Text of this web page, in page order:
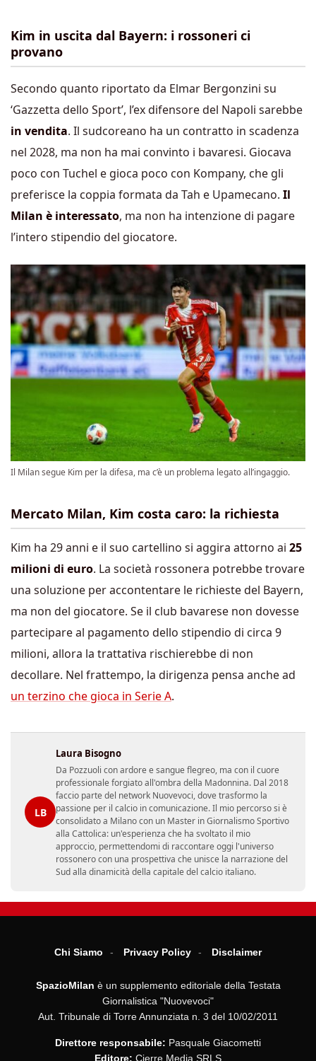
Kim in uscita dal Bayern: i rossoneri ci
provano
Secondo quanto riportato da Elmar Bergonzini su
‘Gazzetta dello Sport’, l’ex difensore del Napoli sarebbe
in vendita. Il sudcoreano ha un contratto in scadenza
nel 2028, ma non ha mai convinto i bavaresi. Giocava
poco con Tuchel e gioca poco con Kompany, che gli
preferisce la coppia formata da Tah e Upamecano. Il
Milan è interessato, ma non ha intenzione di pagare
l’intero stipendio del giocatore.
Il Milan segue Kim per la difesa, ma c’è un problema legato all’ingaggio.
Mercato Milan, Kim costa caro: la richiesta
Kim ha 29 anni e il suo cartellino si aggira attorno ai 25
milioni di euro. La società rossonera potrebbe trovare
una soluzione per accontentare le richieste del Bayern,
ma non del giocatore. Se il club bavarese non dovesse
partecipare al pagamento dello stipendio di circa 9
milioni, allora la trattativa rischierebbe di non
decollare. Nel frattempo, la dirigenza pensa anche ad
un terzino che gioca in Serie A.
LB
Laura Bisogno
Da Pozzuoli con ardore e sangue flegreo, ma con il cuore
professionale forgiato all'ombra della Madonnina. Dal 2018
faccio parte del network Nuovevoci, dove trasformo la
passione per il calcio in comunicazione. Il mio percorso si è
consolidato a Milano con un Master in Giornalismo Sportivo
alla Cattolica: un'esperienza che ha svoltato il mio
approccio, permettendomi di raccontare oggi l'universo
rossonero con una prospettiva che unisce la narrazione del
Sud alla dinamicità della capitale del calcio italiano.
Chi Siamo Privacy Policy Disclaimer
SpazioMilan è un supplemento editoriale della Testata
Giornalistica "Nuovevoci"
Aut. Tribunale di Torre Annunziata n. 3 del 10/02/2011
Direttore responsabile: Pasquale Giacometti
Editore: Cierre Media SRLS